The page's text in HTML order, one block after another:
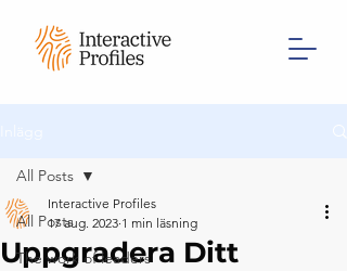
All Posts
The work of leaders
All Posts
Uppgradera Ditt
Interactive Profiles
17 aug. 2023 1 min läsning